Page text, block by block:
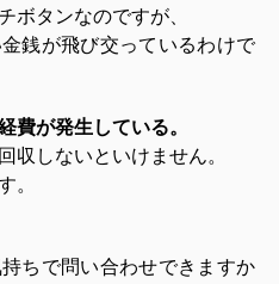
ボタンなのですが、
銭が飛び交っているわけで
費が発生している。
収しないといけません。
。
ちで問い合わせできますか